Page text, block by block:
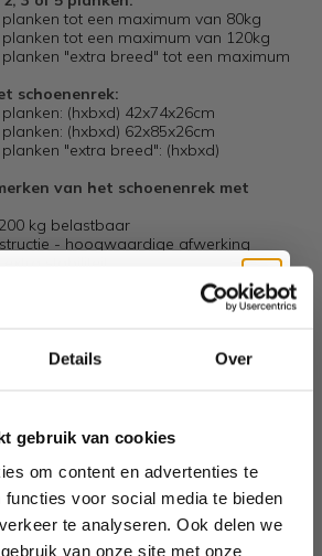
Details Over
gebruik van cookies
om content en advertenties te
functies voor social media te bieden
te analyseren. Ook delen we
van onze site met onze
tot een maximum van 80kg
tot een maximum van 120kg
"extra breed" tot een maximum
schoenenrek:
(hxbxd) 42x74x26cm
(hxbxd) 62x85x26cm
"extra breed": (hxbxd)
van het schoenenrek met
kg belastbaar
- hoogwaardige afwerking
stabiliteit
belastbaar.
montage
4250525348255
114072190
en ontvang
profiteer je van
tot wel 70%.